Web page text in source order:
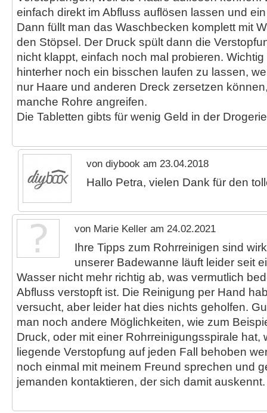
einfach direkt im Abfluss auflösen lassen und
Dann füllt man das Waschbecken komplett mit
den Stöpsel. Der Druck spült dann die
nicht klappt, einfach noch mal probieren.
hinterher noch ein bisschen laufen zu lassen,
nur Haare und anderen Dreck zersetzen
manche Rohre angreifen.
Die Tabletten gibts für wenig Geld in der
von diybook am 23.04.2018
Hallo Petra, vielen Dank für den
von Marie Keller am 24.02.2021
Ihre Tipps zum Rohrreinigen sind
unserer Badewanne läuft leider seit
Wasser nicht mehr richtig ab, was vermutlich
Abfluss verstopft ist. Die Reinigung per Hand
versucht, aber leider hat dies nichts geholfen.
man noch andere Möglichkeiten, wie zum
Druck, oder mit einer Rohrreinigungsspirale hat,
liegende Verstopfung auf jeden Fall behoben
noch einmal mit meinem Freund sprechen und
jemanden kontaktieren, der sich damit auskennt.